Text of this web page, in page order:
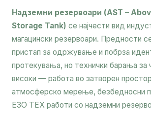
Надземни резервоари (AST –
Storage Tank) се најчести вид
магацински резервоари. Предности
пристап за одржување и побрза
протекувања, но технички барања за
високи — работа во затворен
атмосферско мерење, безбедносни
ЕЗО ТЕХ работи со надземни